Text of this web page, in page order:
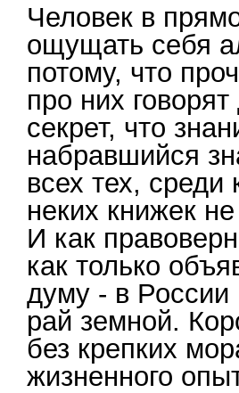
Человек в
ощущать себя
потому, что
про них
секрет, что
набравшийся
всех тех, среди
неких книжек
И как
как только
думу - в России
рай земной.
без крепких
жизненного